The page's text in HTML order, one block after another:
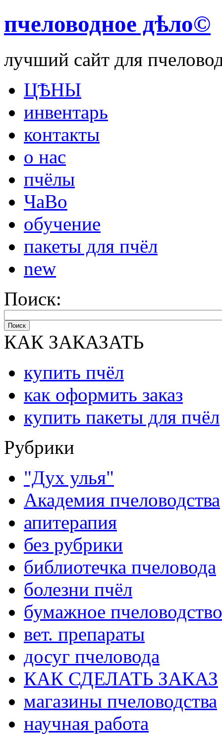
пчеловодное дѣло©
лучший сайт для
ЦѢНЫ
инвентарь
контакты
о нас
пчёлы
ЧаВо
обучение
пакеты для пчёл
new
Поиск:
Поиск
КАК ЗАКАЗАТЬ
купить пчёл
как оформить заказ
купить пакеты для пчёл
Рубрики
"Дух улья"
Академия пчеловодства
апитерапия
без рубрики
библиотечка пчеловода
болезни пчёл
бумажное пчеловодство
вет. препараты
досуг пчеловода
КАК СДЕЛАТЬ ЗАКАЗ
магазины пчеловодства
научная работа